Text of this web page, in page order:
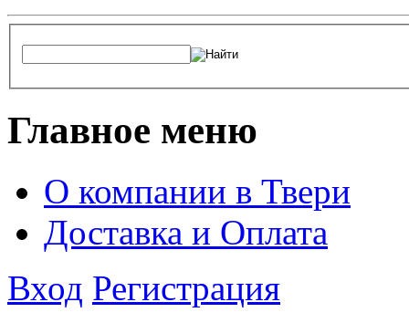
Главное меню
О компании в Твери
Доставка и Оплата
Вход Регистрация